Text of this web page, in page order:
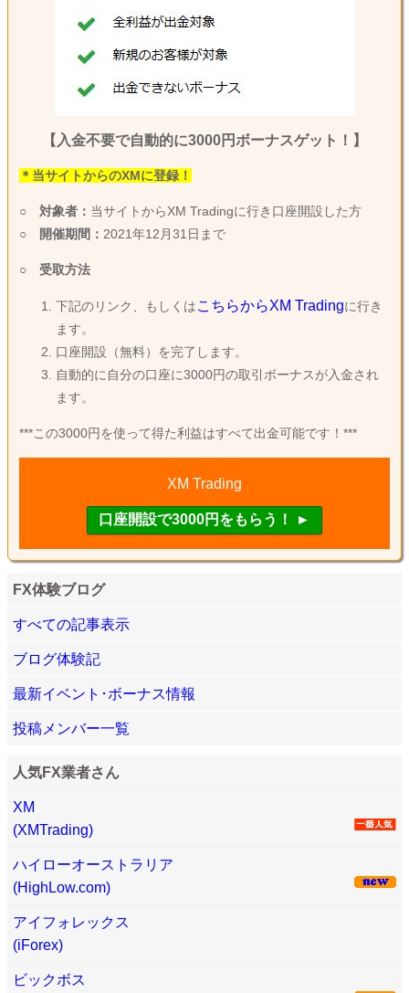
【入金不要で自動的に3000円ボーナスゲット！】
＊当サイトからのXMに登録！
○ 対象者： 当サイトからXM Tradingに行き口座開設した方
○
開催期間： 2021年12月31日まで
○ 受取方法
下記のリンク、もしくはこちらからXM Tradingに行き
ます。
口座開設（無料）を完了します。
自動的に自分の口座に3000円の取引ボーナスが入金され
ます。
***この3000円を使って得た利益はすべて出金可能です！***
XM Trading
FX体験ブログ
すべての記事表示
ブログ体験記
最新イベント･ボーナス情報
投稿メンバー一覧
人気FX業者さん
XM
(XMTrading)
ハイローオーストラリア
(HighLow.com)
アイフォレックス
(iForex)
ビックボス